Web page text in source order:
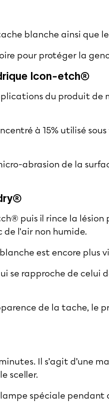
blanche ainsi que
pour protéger la
Icon-etch®
du produit
à 15% utilisé
abrasion de la
puis il rince la
de l'air non humide.
est encore plus
se rapproche de celui
de la tache, le
Il s’agit d’une
sceller.
spéciale